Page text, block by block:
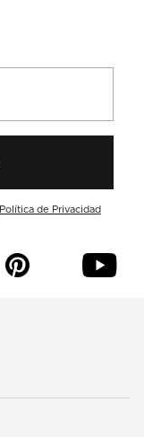
Política de Privacidad
p y